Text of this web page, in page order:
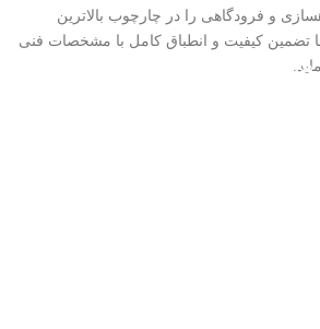
و فرودگاهی را در چارچوب بالاترین
با تضمین کیفیت و انطباق کامل با مشخصات فنی
ها